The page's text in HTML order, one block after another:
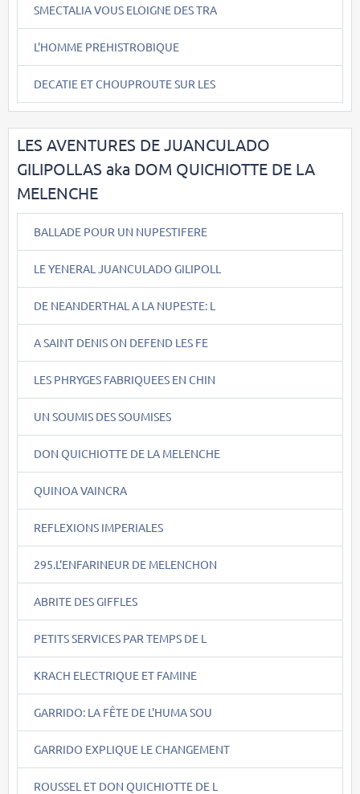
SMECTALIA VOUS ELOIGNE DES TRA
L'HOMME PREHISTROBIQUE
DECATIE ET CHOUPROUTE SUR LES
LES AVENTURES DE JUANCULADO
GILIPOLLAS aka DOM QUICHIOTTE DE LA
MELENCHE
BALLADE POUR UN NUPESTIFERE
LE YENERAL JUANCULADO GILIPOLL
DE NEANDERTHAL A LA NUPESTE: L
A SAINT DENIS ON DEFEND LES FE
LES PHRYGES FABRIQUEES EN CHIN
UN SOUMIS DES SOUMISES
DON QUICHIOTTE DE LA MELENCHE
QUINOA VAINCRA
REFLEXIONS IMPERIALES
295.L'ENFARINEUR DE MELENCHON
ABRITE DES GIFFLES
PETITS SERVICES PAR TEMPS DE L
KRACH ELECTRIQUE ET FAMINE
GARRIDO: LA FÊTE DE L'HUMA SOU
GARRIDO EXPLIQUE LE CHANGEMENT
ROUSSEL ET DON QUICHIOTTE DE L